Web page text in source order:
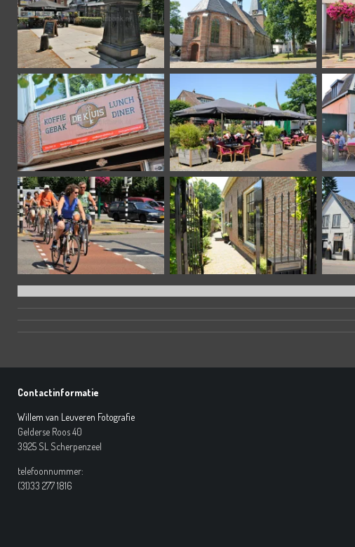
Contactinformatie
Willem van Leuveren Fotografie
Gelderse Roos 40
3925 SL Scherpenzeel
telefoonnummer:
(31)33 277 1816